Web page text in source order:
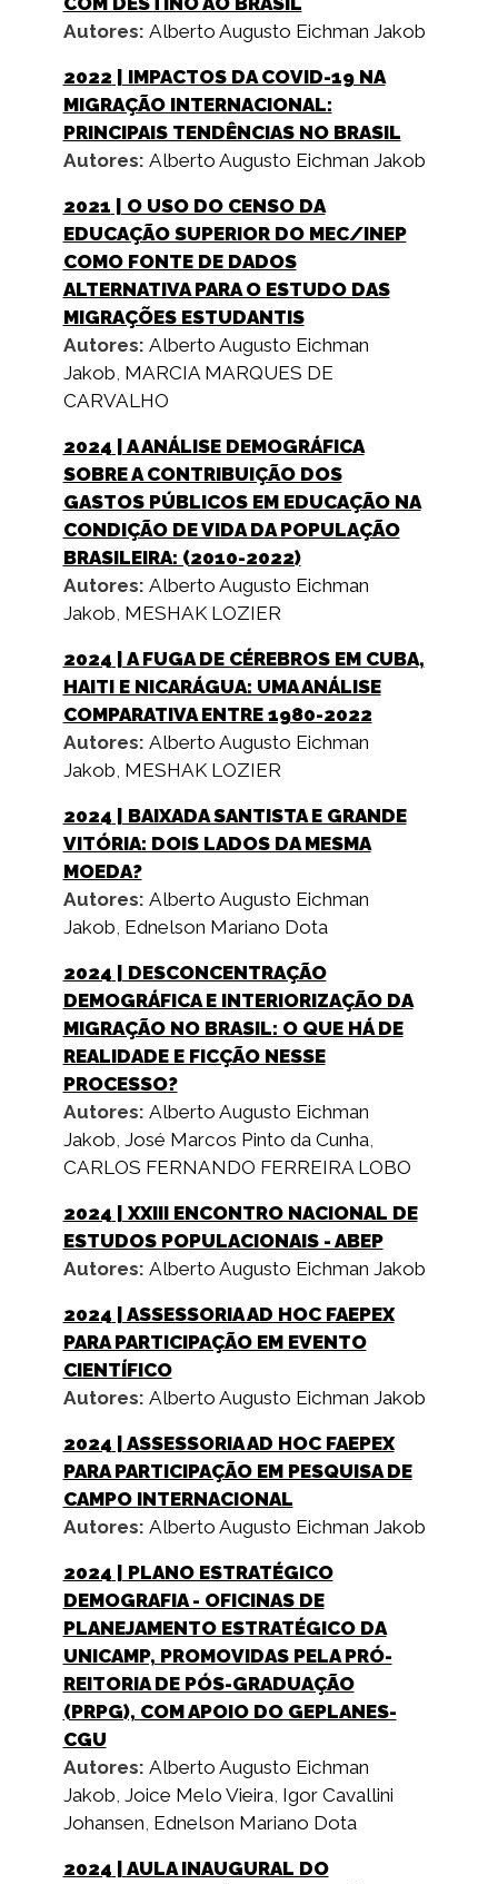
Autores: Alberto Augusto Eichman Jakob
2022 | IMPACTOS DA COVID-19 NA
MIGRAÇÃO INTERNACIONAL:
PRINCIPAIS TENDÊNCIAS NO BRASIL
Autores: Alberto Augusto Eichman Jakob
2021 | O USO DO CENSO DA
EDUCAÇÃO SUPERIOR DO MEC/INEP
COMO FONTE DE DADOS
ALTERNATIVA PARA O ESTUDO DAS
MIGRAÇÕES ESTUDANTIS
Autores: Alberto Augusto Eichman
Jakob, MARCIA MARQUES DE
CARVALHO
2024 | A ANÁLISE DEMOGRÁFICA
SOBRE A CONTRIBUIÇÃO DOS
GASTOS PÚBLICOS EM EDUCAÇÃO NA
CONDIÇÃO DE VIDA DA POPULAÇÃO
BRASILEIRA: (2010-2022)
Autores: Alberto Augusto Eichman
Jakob, MESHAK LOZIER
2024 | A FUGA DE CÉREBROS EM CUBA,
HAITI E NICARÁGUA: UMA ANÁLISE
COMPARATIVA ENTRE 1980-2022
Autores: Alberto Augusto Eichman
Jakob, MESHAK LOZIER
2024 | BAIXADA SANTISTA E GRANDE
VITÓRIA: DOIS LADOS DA MESMA
MOEDA?
Autores: Alberto Augusto Eichman
Jakob, Ednelson Mariano Dota
2024 | DESCONCENTRAÇÃO
DEMOGRÁFICA E INTERIORIZAÇÃO DA
MIGRAÇÃO NO BRASIL: O QUE HÁ DE
REALIDADE E FICÇÃO NESSE
PROCESSO?
Autores: Alberto Augusto Eichman
Jakob, José Marcos Pinto da Cunha,
CARLOS FERNANDO FERREIRA LOBO
2024 | XXIII ENCONTRO NACIONAL DE
ESTUDOS POPULACIONAIS - ABEP
Autores: Alberto Augusto Eichman Jakob
2024 | ASSESSORIA AD HOC FAEPEX
PARA PARTICIPAÇÃO EM EVENTO
CIENTÍFICO
Autores: Alberto Augusto Eichman Jakob
2024 | ASSESSORIA AD HOC FAEPEX
PARA PARTICIPAÇÃO EM PESQUISA DE
CAMPO INTERNACIONAL
Autores: Alberto Augusto Eichman Jakob
2024 | PLANO ESTRATÉGICO
DEMOGRAFIA - OFICINAS DE
PLANEJAMENTO ESTRATÉGICO DA
UNICAMP, PROMOVIDAS PELA PRÓ-
REITORIA DE PÓS-GRADUAÇÃO
(PRPG), COM APOIO DO GEPLANES-
CGU
Autores: Alberto Augusto Eichman
Jakob, Joice Melo Vieira, Igor Cavallini
Johansen, Ednelson Mariano Dota
2024 | AULA INAUGURAL DO